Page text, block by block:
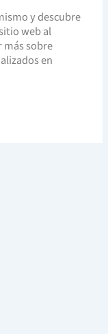
y descubre
web al
más sobre
en